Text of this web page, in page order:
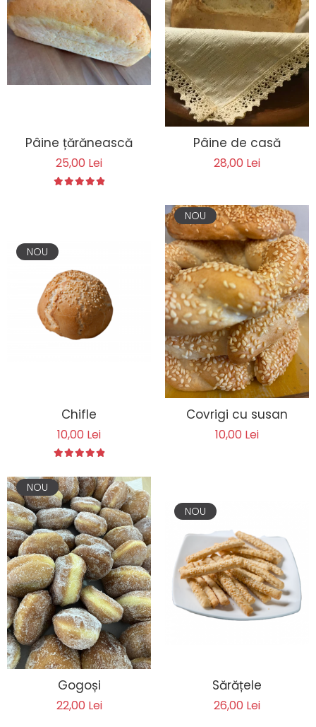
Biscuiți/Fursecuri
Cereale / Fulgi / Musli
Gustări
Bomboane / Acadele / Jeleuri
Tartinabile
Pâine țărănească
25,00 Lei
Pâine de casă
28,00 Lei
NOU
Chifle
10,00 Lei
NOU
Covrigi cu susan
10,00 Lei
NOU
Gogoși
22,00 Lei
NOU
Sărățele
26,00 Lei